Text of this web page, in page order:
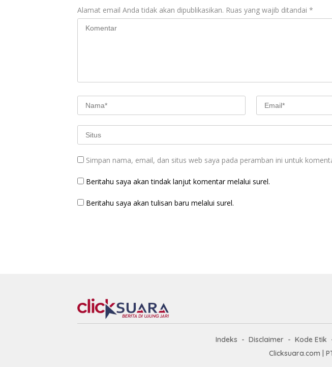
Alamat email Anda tidak akan dipublikasikan. Ruas yang wajib ditandai *
Simpan nama, email, dan situs web saya pada peramban ini untuk
Beritahu saya akan tindak lanjut komentar melalui surel.
Beritahu saya akan tulisan baru melalui surel.
Indeks Disclaimer Kode Etik
Clicksuara.com |